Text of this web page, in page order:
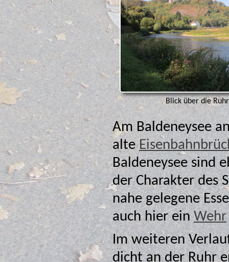
Blick über die Ruhr
Am Baldeneysee
alte
Baldeneysee sind
der Charakter des
nahe gelegene Essen bemerkbar. Am Ende des
auch hier einWehr
Im weiteren
dicht an der Ruhr